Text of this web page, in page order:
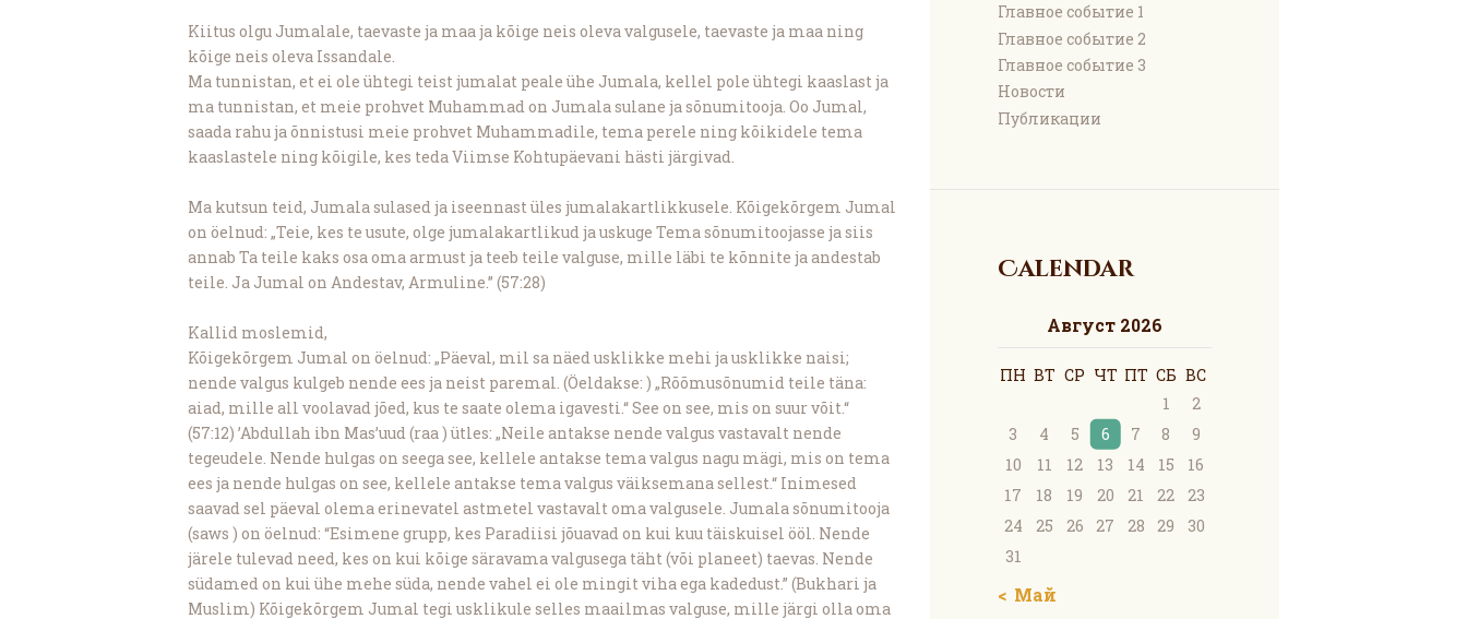
Kiitus olgu Jumalale, taevaste ja maa ja kõige neis oleva valgusele, taevaste ja maa ning
kõige neis oleva Issandale.
Ma tunnistan, et ei ole ühtegi teist jumalat peale ühe Jumala, kellel pole ühtegi kaaslast ja
ma tunnistan, et meie prohvet Muhammad on Jumala sulane ja sõnumitooja. Oo Jumal,
saada rahu ja õnnistusi meie prohvet Muhammadile, tema perele ning kõikidele tema
kaaslastele ning kõigile, kes teda Viimse Kohtupäevani hästi järgivad.
Ma kutsun teid, Jumala sulased ja iseennast üles jumalakartlikkusele. Kõigekõrgem Jumal
on öelnud: „Teie, kes te usute, olge jumalakartlikud ja uskuge Tema sõnumitoojasse ja siis
annab Ta teile kaks osa oma armust ja teeb teile valguse, mille läbi te kõnnite ja andestab
teile. Ja Jumal on Andestav, Armuline.” (57:28)
Kallid moslemid,
Kõigekõrgem Jumal on öelnud: „Päeval, mil sa näed usklikke mehi ja usklikke naisi;
nende valgus kulgeb nende ees ja neist paremal. (Öeldakse: ) „Rõõmusõnumid teile täna:
aiad, mille all voolavad jõed, kus te saate olema igavesti.“ See on see, mis on suur võit.“
(57:12) ’Abdullah ibn Mas’uud (raa ) ütles: „Neile antakse nende valgus vastavalt nende
tegeudele. Nende hulgas on seega see, kellele antakse tema valgus nagu mägi, mis on tema
ees ja nende hulgas on see, kellele antakse tema valgus väiksemana sellest.“ Inimesed
saavad sel päeval olema erinevatel astmetel vastavalt oma valgusele. Jumala sõnumitooja
(saws ) on öelnud: “Esimene grupp, kes Paradiisi jõuavad on kui kuu täiskuisel ööl. Nende
järele tulevad need, kes on kui kõige säravama valgusega täht (või planeet) taevas. Nende
südamed on kui ühe mehe süda, nende vahel ei ole mingit viha ega kadedust.” (Bukhari ja
Muslim) Kõigekõrgem Jumal tegi usklikule selles maailmas valguse, mille järgi olla oma
Главное событие 1
Главное событие 2
Главное событие 3
Новости
Публикации
Calendar
Август 2026
ПН ВТ СР ЧТ ПТ СБ ВС
1
2
3
4 5 6 7 8
9
10
11 12 13 14 15
16
17
18 19 20 21 22
23
24
25 26 27 28 29
30
31
« Май